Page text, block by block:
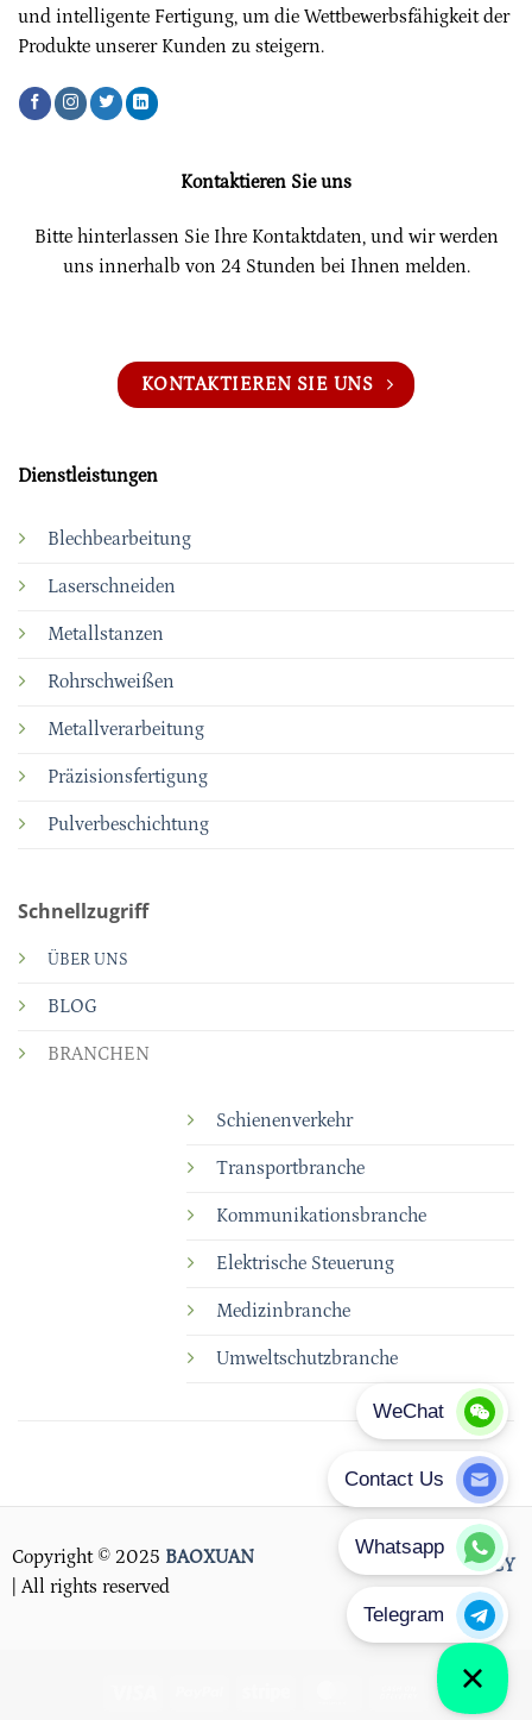
und intelligente Fertigung, um die Wettbewerbsfähigkeit der
Produkte unserer Kunden zu steigern.
Dienstleistungen
Blechbearbeitung
Laserschneiden
Metallstanzen
Rohrschweißen
Metallverarbeitung
Präzisionsfertigung
Pulverbeschichtung
Schnellzugriff
ÜBER UNS
BLOG
BRANCHEN
Schienenverkehr
Transportbranche
Kommunikationsbranche
Elektrische Steuerung
Medizinbranche
Umweltschutzbranche
Kontaktieren Sie uns
Bitte hinterlassen Sie Ihre Kontaktdaten, und wir werden
uns innerhalb von 24 Stunden bei Ihnen melden.
KONTAKTIEREN SIE UNS
Copyright © 2025 BAOXUAN
| All rights reserved
PRIVACY POLICY